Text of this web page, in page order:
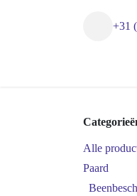
+31
Alle
Paard